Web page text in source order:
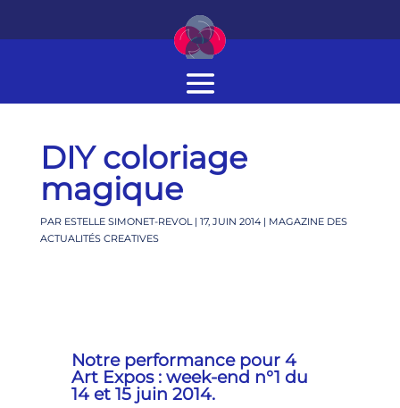
DIY coloriage
magique
PAR ESTELLE SIMONET-REVOL | 17, JUIN 2014| MAGAZINE DES
ACTUALITÉS CREATIVES
Notre performance pour 4
Art Expos : week-end n°1 du
14 et 15 juin 2014.